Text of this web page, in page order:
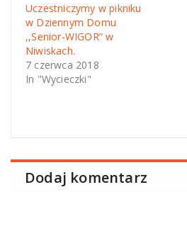
Uczestniczymy w pikniku
w Dziennym Domu
,,Senior-WIGOR” w
Niwiskach.
7 czerwca 2018
In "Wycieczki"
Dodaj komentarz